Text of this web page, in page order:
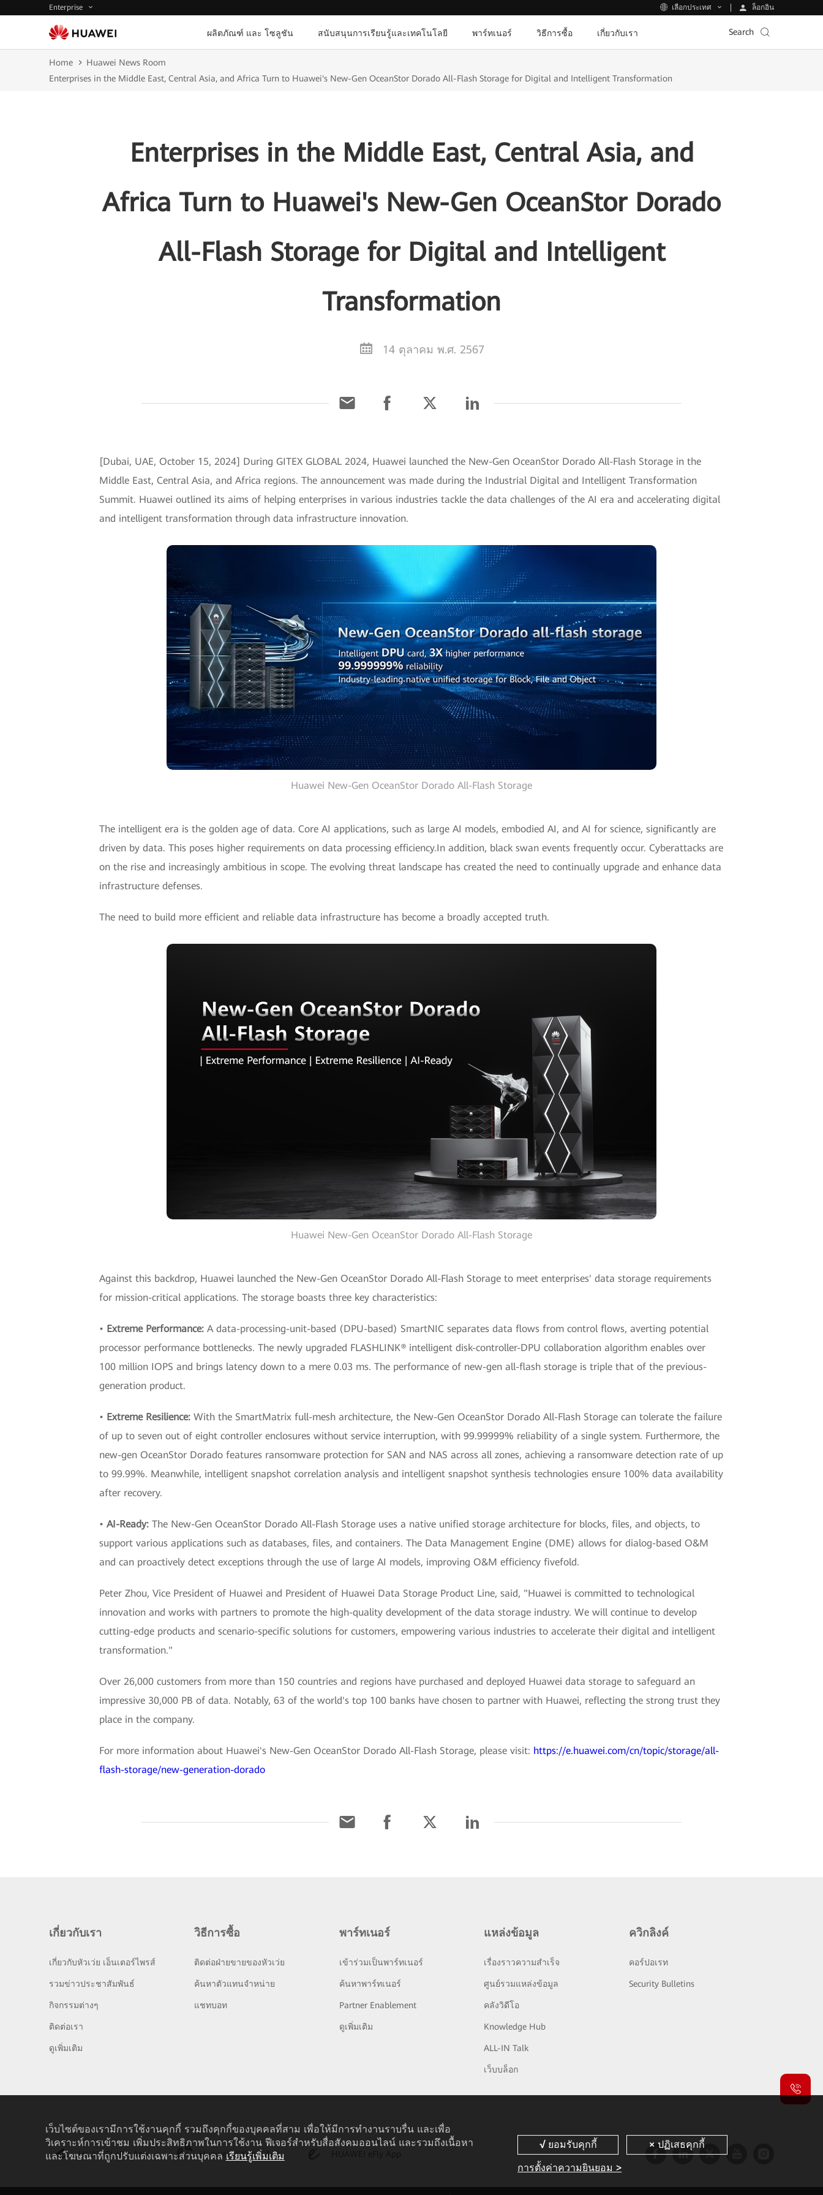
Enterprise เลือกประเทศ ล็อกอิน
ผลิตภัณฑ์ และ โซลูชัน สนับสนุนการเรียนรู้และเทคโนโลยี พาร์ทเนอร์ วิธีการซื้อ เกี่ยวกับเรา Search
Home
Huawei News Room
Enterprises in the Middle East, Central Asia, and Africa Turn to Huawei's New-Gen OceanStor Dorado All-Flash Storage for Digital and Intelligent Transformation
Enterprises in the Middle East, Central Asia, and
Africa Turn to Huawei's New-Gen OceanStor Dorado
All-Flash Storage for Digital and Intelligent
Transformation
14 ตุลาคม พ.ศ. 2567
[Dubai, UAE, October 15, 2024] During GITEX GLOBAL 2024, Huawei launched the New-Gen OceanStor Dorado All-Flash Storage in the
Middle East, Central Asia, and Africa regions. The announcement was made during the Industrial Digital and Intelligent Transformation
Summit. Huawei outlined its aims of helping enterprises in various industries tackle the data challenges of the AI era and accelerating digital
and intelligent transformation through data infrastructure innovation.
Huawei New-Gen OceanStor Dorado All-Flash Storage
The intelligent era is the golden age of data. Core AI applications, such as large AI models, embodied AI, and AI for science, significantly are
driven by data. This poses higher requirements on data processing efficiency.In addition, black swan events frequently occur. Cyberattacks are
on the rise and increasingly ambitious in scope. The evolving threat landscape has created the need to continually upgrade and enhance data
infrastructure defenses.
The need to build more efficient and reliable data infrastructure has become a broadly accepted truth.
Huawei New-Gen OceanStor Dorado All-Flash Storage
Against this backdrop, Huawei launched the New-Gen OceanStor Dorado All-Flash Storage to meet enterprises' data storage requirements
for mission-critical applications. The storage boasts three key characteristics:
• Extreme Performance: A data-processing-unit-based (DPU-based) SmartNIC separates data flows from control flows, averting potential
processor performance bottlenecks. The newly upgraded FLASHLINK® intelligent disk-controller-DPU collaboration algorithm enables over
100 million IOPS and brings latency down to a mere 0.03 ms. The performance of new-gen all-flash storage is triple that of the previous-
generation product.
• Extreme Resilience: With the SmartMatrix full-mesh architecture, the New-Gen OceanStor Dorado All-Flash Storage can tolerate the failure
of up to seven out of eight controller enclosures without service interruption, with 99.99999% reliability of a single system. Furthermore, the
new-gen OceanStor Dorado features ransomware protection for SAN and NAS across all zones, achieving a ransomware detection rate of up
to 99.99%. Meanwhile, intelligent snapshot correlation analysis and intelligent snapshot synthesis technologies ensure 100% data availability
after recovery.
• AI-Ready: The New-Gen OceanStor Dorado All-Flash Storage uses a native unified storage architecture for blocks, files, and objects, to
support various applications such as databases, files, and containers. The Data Management Engine (DME) allows for dialog-based O&M
and can proactively detect exceptions through the use of large AI models, improving O&M efficiency fivefold.
Peter Zhou, Vice President of Huawei and President of Huawei Data Storage Product Line, said, "Huawei is committed to technological
innovation and works with partners to promote the high-quality development of the data storage industry. We will continue to develop
cutting-edge products and scenario-specific solutions for customers, empowering various industries to accelerate their digital and intelligent
transformation."
Over 26,000 customers from more than 150 countries and regions have purchased and deployed Huawei data storage to safeguard an
impressive 30,000 PB of data. Notably, 63 of the world's top 100 banks have chosen to partner with Huawei, reflecting the strong trust they
place in the company.
For more information about Huawei's New-Gen OceanStor Dorado All-Flash Storage, please visit: https://e.huawei.com/cn/topic/storage/all-
flash-storage/new-generation-dorado
เกี่ยวกับเรา
เกี่ยวกับหัวเว่ย เอ็นเตอร์ไพรส์
รวมข่าวประชาสัมพันธ์
กิจกรรมต่างๆ
ติดต่อเรา
ดูเพิ่มเติม
วิธีการซื้อ
ติดต่อฝ่ายขายของหัวเว่ย
ค้นหาตัวแทนจำหน่าย
แชทบอท
พาร์ทเนอร์
เข้าร่วมเป็นพาร์ทเนอร์
ค้นหาพาร์ทเนอร์
Partner Enablement
ดูเพิ่มเติม
แหล่งข้อมูล
เรื่องราวความสำเร็จ
ศูนย์รวมแหล่งข้อมูล
คลังวิดีโอ
Knowledge Hub
ALL-IN Talk
เว็บบล็อก
ควิกลิงค์
คอร์ปอเรท
Security Bulletins
HUAWEI eKit App Huawei HiKnow App
เว็บไซต์ของเรามีการใช้งานคุกกี้ รวมถึงคุกกี้ของบุคคลที่สาม เพื่อให้มีการทำงานราบรื่น และเพื่อ
วิเคราะห์การเข้าชม เพิ่มประสิทธิภาพในการใช้งาน ฟีเจอร์สำหรับสื่อสังคมออนไลน์ และรวมถึงเนื้อหา
และโฆษณาที่ถูกปรับแต่งเฉพาะส่วนบุคคล เรียนรู้เพิ่มเติม
การตั้งค่าความยินยอม >